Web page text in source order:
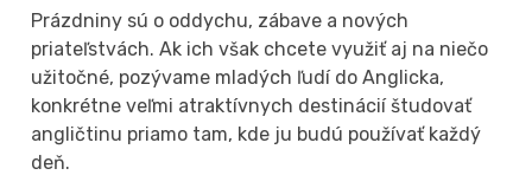
Prázdniny sú o oddychu, zábave a nových
priateľstvách. Ak ich však chcete využiť aj na niečo
užitočné, pozývame mladých ľudí do Anglicka,
konkrétne veľmi atraktívnych destinácií študovať
angličtinu priamo tam, kde ju budú používať každý
deň.